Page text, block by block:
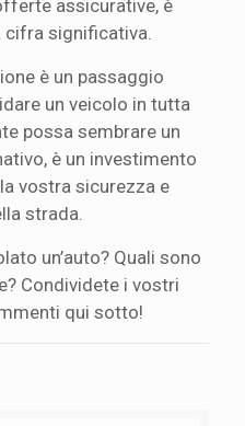
assicurative, è
significativa.
è un passaggio
un veicolo in tutta
possa sembrare un
è un investimento
vostra sicurezza e
strada.
un’auto? Quali sono
Condividete i vostri
qui sotto!